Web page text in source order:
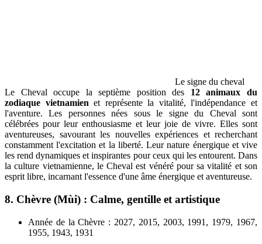
Le signe du cheval
Le Cheval occupe la septième position des 12 animaux du
zodiaque vietnamienet représente la vitalité, l'indépendance et
l'aventure. Les personnes nées sous le signe du Cheval sont
célébrées pour leur enthousiasme et leur joie de vivre. Elles sont
aventureuses, savourant les nouvelles expériences et recherchant
constamment l'excitation et la liberté. Leur nature énergique et vive
les rend dynamiques et inspirantes pour ceux qui les entourent. Dans
la culture vietnamienne, le Cheval est vénéré pour sa vitalité et son
esprit libre, incarnant l'essence d'une âme énergique et aventureuse.
8. Chèvre (Mùi) : Calme, gentille et artistique
Année de la Chèvre : 2027, 2015, 2003, 1991, 1979, 1967,
1955, 1943, 1931